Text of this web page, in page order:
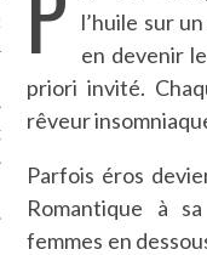
EN VOD
l’huile sur
en devenir
priori invité.
rêveur
Parfois éros
Romantique à
femmes en